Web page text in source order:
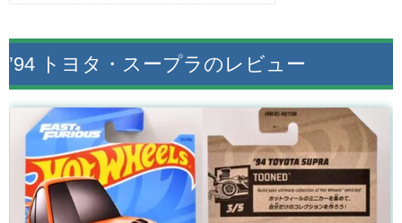
’94 トヨタ・スープラのレビュー